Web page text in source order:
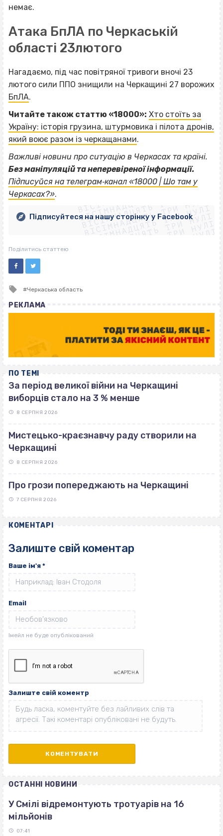
немає.
Атака БпЛА по Черкаській
області 23лютого
Нагадаємо, під час повітряної тривоги вночі 23
лютого сили ППО знищили на Черкащині 27 ворожих
БпЛА.
Читайте також статтю «18000»: Хто стоїть за
Україну: історія грузина, штурмовика і пілота дронів,
який воює разом із черкащанами.
Важливі новини про ситуацію в Черкасах та країні.
Без маніпуляцій та неперевіреної інформації.
Підписуйся на телеграм‐канал «18000 | Шо там у
Черкасах?». ВІСІМНАДЦЯТЬ ТРИ НУЛІ
ВІСІМНАДЦЯТЬ ТРИ НУЛІ
ВІСІМНАДЦЯТЬ ТРИ НУЛІ
ВІСІМНАДЦЯТЬ ТРИ НУЛІ
ВІСІМНАДЦЯТЬ ТРИ НУЛІ
ВІСІМНАДЦЯТЬ ТРИ НУЛІ
ВІСІМНАДЦЯТЬ ТРИ НУЛІ
ВІСІМНАДЦЯТЬ ТРИ НУЛІ
Підписуйтеся на нашу сторінку у Facebook
Поділитись статтею
Tagged
Черкаська область
РЕКЛАМА
ПО ТЕМІ
За період великої війни на Черкащині
виборців стало на 3 % менше
8 СЕРПНЯ 2026
Мистецько-краєзнавчу раду створили на
Черкащині
8 СЕРПНЯ 2026
Про грози попереджають на Черкащині
7 СЕРПНЯ 2026
КОМЕНТАРІ
Залиште свій коментар
Ваше ім'я *
Email
Залиште свій коментр
ОСТАННІ НОВИНИ
У Смілі відремонтують тротуарів на 16
мільйонів
07:41